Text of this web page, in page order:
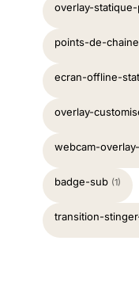
overlay-
points-de-chaine
ecran-offline-
overlay-
webcam-
badge-sub (1)
transition-